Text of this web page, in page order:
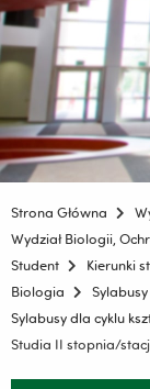
Strona Główna
Wydział Biologii,
Student
Kierunki
Biologia
Sylabusy
Sylabusy dla cyklu
Studia II stopnia/